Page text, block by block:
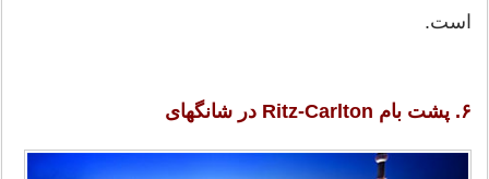
است.
۶. پشت بام Ritz-Carlton در شانگهای